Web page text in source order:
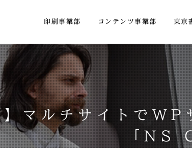
印刷事業部 コンテンツ事業部 東京
ルチサイトでWP
「NS